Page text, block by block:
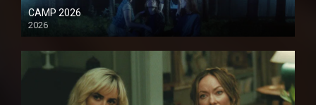
CAMP 2026
2026
1080P